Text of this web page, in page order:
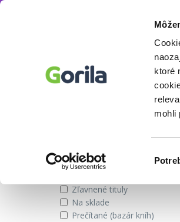
ktoré
mohli
Miroslava
Knihy autora
Zobraziť iba
Zľavnené tituly
Na sklade
Prečítané (bazár kníh)